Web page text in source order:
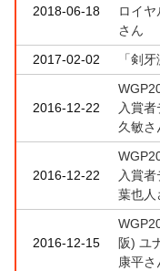
2018-06-18
ロイ
さん
2017-02-02
「剣
2016-12-22
入賞
久敏さ
2016-12-22
入賞
葉也人
2016-12-15
阪) ユ
康平さ